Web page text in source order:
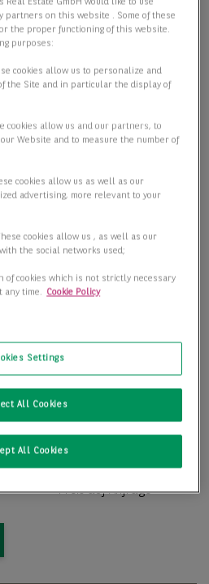
der Innenstadt!
1.797,83 m
45,71 m
Preis auf Anfrage
Real Estate GmbH would like to use
partners on this website . Some of these
the proper functioning of this website.
purposes:
cookies allow us to personalize and
the Site and in particular the display of
cookies allow us and our partners, to
Website and to measure the number of
cookies allow us as well as our
advertising, more relevant to your
cookies allow us , as well as our
the social networks used;
of cookies which is not strictly necessary
any time. Cookie Policy
Settings
All Cookies
All Cookies